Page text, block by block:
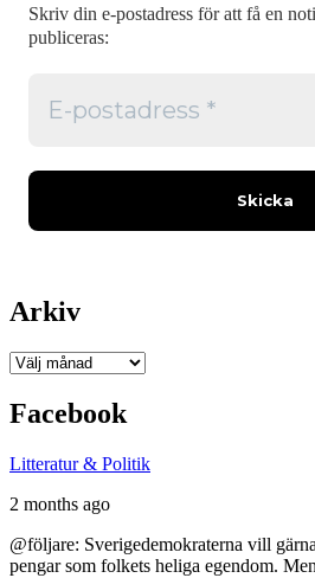
Skriv din e-postadress för att få en
publiceras:
Arkiv
Arkiv
Facebook
Litteratur & Politik
2 months ago
@följare: Sverigedemokraterna vill
pengar som folkets heliga egendom.